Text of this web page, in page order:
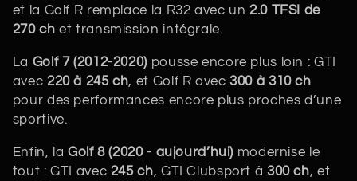
et la Golf R remplace la R32 avec un2.0 TFSI de
270 ch et transmission intégrale.
La Golf 7 (2012-2020)pousse encore plus loin : GTI
avec 220 à 245 ch, et Golf R avec300 à 310 ch
pour des performances encore plus proches d’une
sportive.
Enfin, laGolf 8 (2020 - aujourd’hui) modernise le
tout : GTI avec 245 ch, GTI Clubsport à 300 ch, et